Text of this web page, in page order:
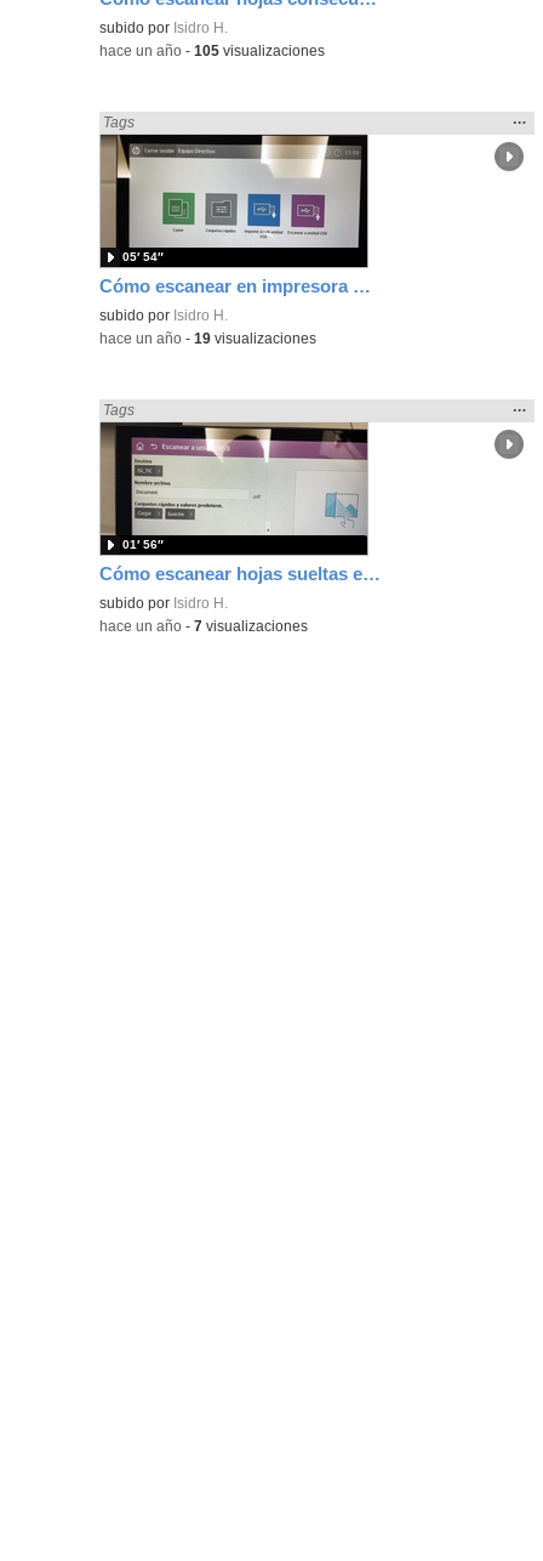
subido por Isidro H.
-hace un año -105 visualizaciones
Cómo escanear en impresora HP y mandar a carpeta compartida
Encontrado «idevice» en:
Tags
la
…
subido por Isidro H.
05′ 54″
-hace un año -19 visualizaciones
Cómo escanear hojas sueltas en impresora HP
Encontrado «idevice» en:
Tags
la
…
subido por Isidro H.
01′ 56″
-hace un año -7 visualizaciones